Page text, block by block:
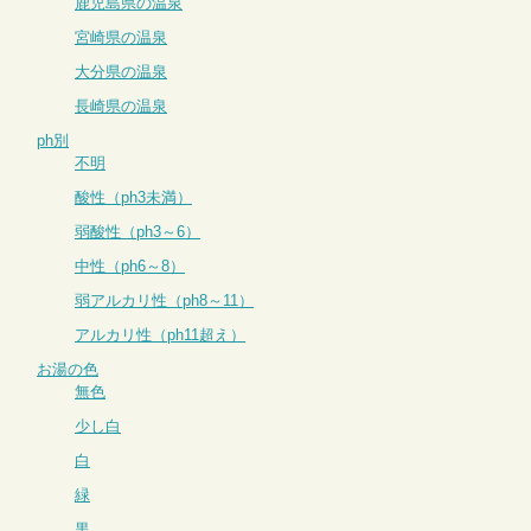
宮崎県の温泉
大分県の温泉
長崎県の温泉
ph別
不明
酸性（ph3未満）
弱酸性（ph3～6）
中性（ph6～8）
弱アルカリ性（ph8～11）
アルカリ性（ph11超え）
お湯の色
無色
少し白
白
緑